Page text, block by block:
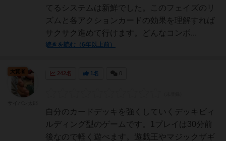
てるシステムは新鮮でした。このフェイズのリ
ズムと各アクションカードの効果を理解すれば
サクサク進めて行けます。どんなコンボ...
続きを読む（6年以上前）
242名 1名
自分のカードデッキを強くしていくデッキビィ
ルディング型のゲームです。1プレイは30分前
後なので軽く遊べます。遊戯王やマジックザギ
大賢者